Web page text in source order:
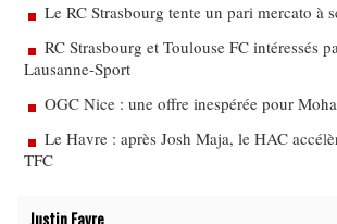
Le RC Strasbourg tente un pari mercato à
RC Strasbourg et Toulouse FC intéressés
Lausanne-Sport
OGC Nice : une offre inespérée pour
Le Havre : après Josh Maja, le HAC
TFC
Justin Favre